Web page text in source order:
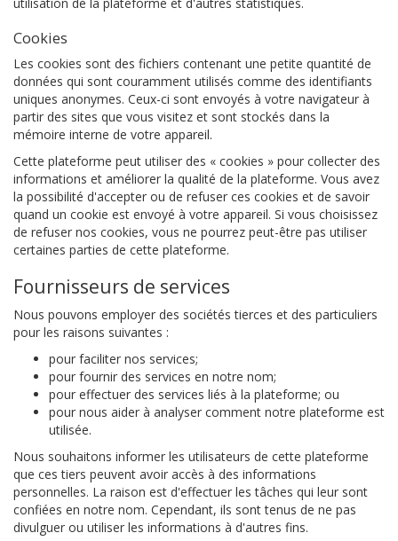
Cookies
Les cookies sont des fichiers contenant une petite quantité de
données qui sont couramment utilisés comme des identifiants
uniques anonymes. Ceux-ci sont envoyés à votre navigateur à
partir des sites que vous visitez et sont stockés dans la
mémoire interne de votre appareil.
Cette plateforme peut utiliser des « cookies » pour collecter des
informations et améliorer la qualité de la plateforme. Vous avez
la possibilité d'accepter ou de refuser ces cookies et de savoir
quand un cookie est envoyé à votre appareil. Si vous choisissez
de refuser nos cookies, vous ne pourrez peut-être pas utiliser
certaines parties de cette plateforme.
Fournisseurs de services
Nous pouvons employer des sociétés tierces et des particuliers
pour les raisons suivantes :
pour faciliter nos services;
pour fournir des services en notre nom;
pour effectuer des services liés à la plateforme; ou
pour nous aider à analyser comment notre plateforme est
utilisée.
Nous souhaitons informer les utilisateurs de cette plateforme
que ces tiers peuvent avoir accès à des informations
personnelles. La raison est d'effectuer les tâches qui leur sont
confiées en notre nom. Cependant, ils sont tenus de ne pas
divulguer ou utiliser les informations à d'autres fins.